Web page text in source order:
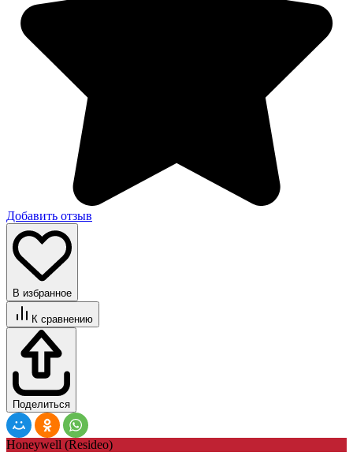
Добавить отзыв
В избранное
К сравнению
Поделиться
Honeywell (Resideo)